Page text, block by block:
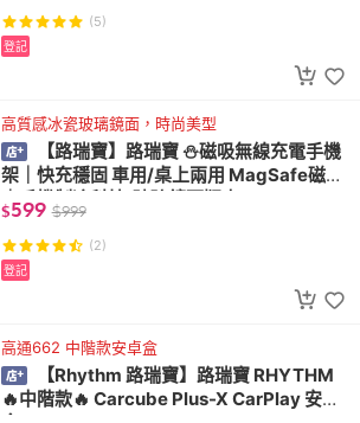
(5)
登記
高質感冰瓷玻璃鏡面，時尚美型
【路瑞寶】路瑞寶 ⛄磁吸無線充電手機
架｜快充穩固 車用/桌上兩用 MagSafe磁吸
｜手機制冷科技(玻璃鏡面版本)
$599 $999
(2)
登記
高通662 中階款安卓盒
【Rhythm 路瑞寶】路瑞寶 RHYTHM
🔥中階款🔥 Carcube Plus-X CarPlay 安卓